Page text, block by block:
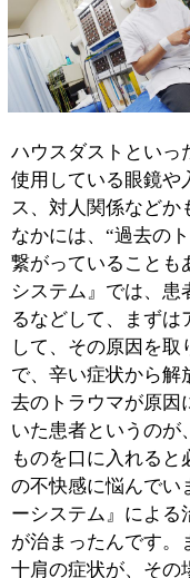
なのではないかと怪訝に思
ません。でもそうして自分の
ことで、治療の可能性が消え
す。ですから、そんな方々
と。そして、この治療法の
て行くことが、これからの私
■最後に地域の皆様にメ
す。
体の痛みを取るだけではな
をしたい、感動を与えられ
かで『ワールドセラピーシ
顔で患者さんを迎え、笑顔
者さん一人ひとりの立場に
を共にしながら、健康を取
いと考えています。
※上記記事は2013.5に取材し
情報時間の経過による変化
ください。
江戸川区時間 江東区